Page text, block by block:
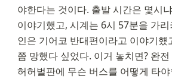
야한다는 것이다. 출발 시간은 몇시
이야기했고, 시계는 6시 57분을 가
인은 기어코 반대편이라고 이야기헀
쯤 망했다 싶었다. 이거 놓치면? 완
허허벌판에 무슨 버스를 어떻게 타